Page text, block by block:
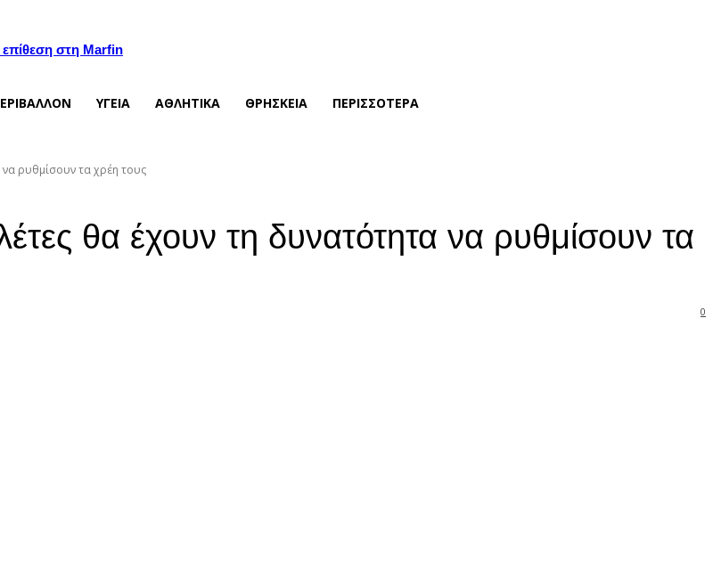
επίθεση στη Marfin
ΥΓΕΙΑ ΑΘΛΗΤΙΚΑ ΘΡΗΣΚΕΙΑ ΠΕΡΙΣΣΟΤΕΡΑ
ρυθμίσουν τα χρέη τους
θα έχουν τη δυνατότητα να ρυθμίσουν τα
0